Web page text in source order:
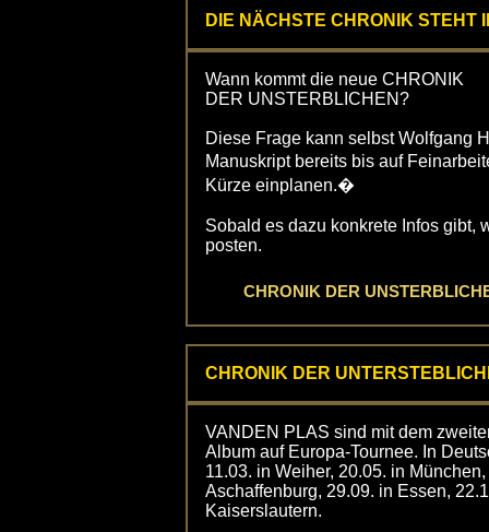
DIE NÄCHSTE CHRONIK STEHT
Wann kommt die neue CHRONIK
DER UNSTERBLICHEN?
Diese Frage kann selbst Wolfgang
Manuskript bereits bis auf
Kürze einplanen.�
Sobald es dazu konkrete Infos gibt,
posten.
CHRONIK DER
CHRONIK DER
VANDEN PLAS sind mit dem
Album auf Europa-Tournee. In
11.03. in Weiher, 20.05. in
Aschaffenburg, 29.09. in Essen,
Kaiserslautern.